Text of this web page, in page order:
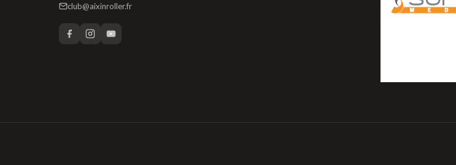
club@aixinroller.fr